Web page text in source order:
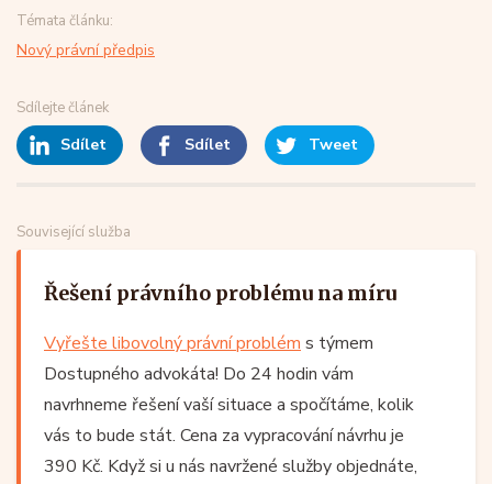
Témata článku:
Nový právní předpis
Sdílejte článek
Sdílet Sdílet Tweet
Související služba
Řešení právního problému na míru
Vyřešte libovolný právní problém s týmem
Dostupného advokáta! Do 24 hodin vám
navrhneme řešení vaší situace a spočítáme, kolik
vás to bude stát. Cena za vypracování návrhu je
390 Kč. Když si u nás navržené služby objednáte,